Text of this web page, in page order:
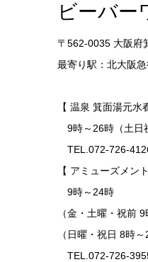
ビーバー
〒562-0035 大阪府
最寄り駅：北大阪
【 温泉 箕面湯元水
9時～26時（土日
TEL.072-726-
【 アミューズメン
9時～24時
（金・土曜・祝前 9
（日曜・祝日 8時～
TEL.072-726-